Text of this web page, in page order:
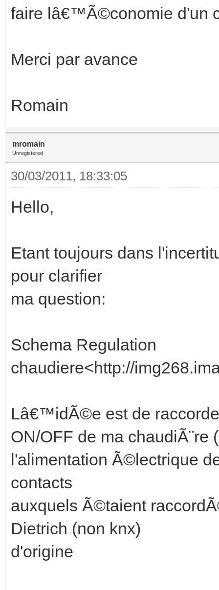
faire lâ€™Ã©conomie d'un
Merci par avance
Romain
mromain
Unregistered
30/03/2011, 18:33:05
Hello,
Etant toujours dans
pour clarifier
ma question:
Schema Regulation
chaudiere<http://
Lâ€™idÃ©e est de
ON/OFF de ma chaudiÃ¨re
l'alimentation Ã©lectrique
contacts
auxquels Ã©taient
Dietrich (non knx)
d'origine